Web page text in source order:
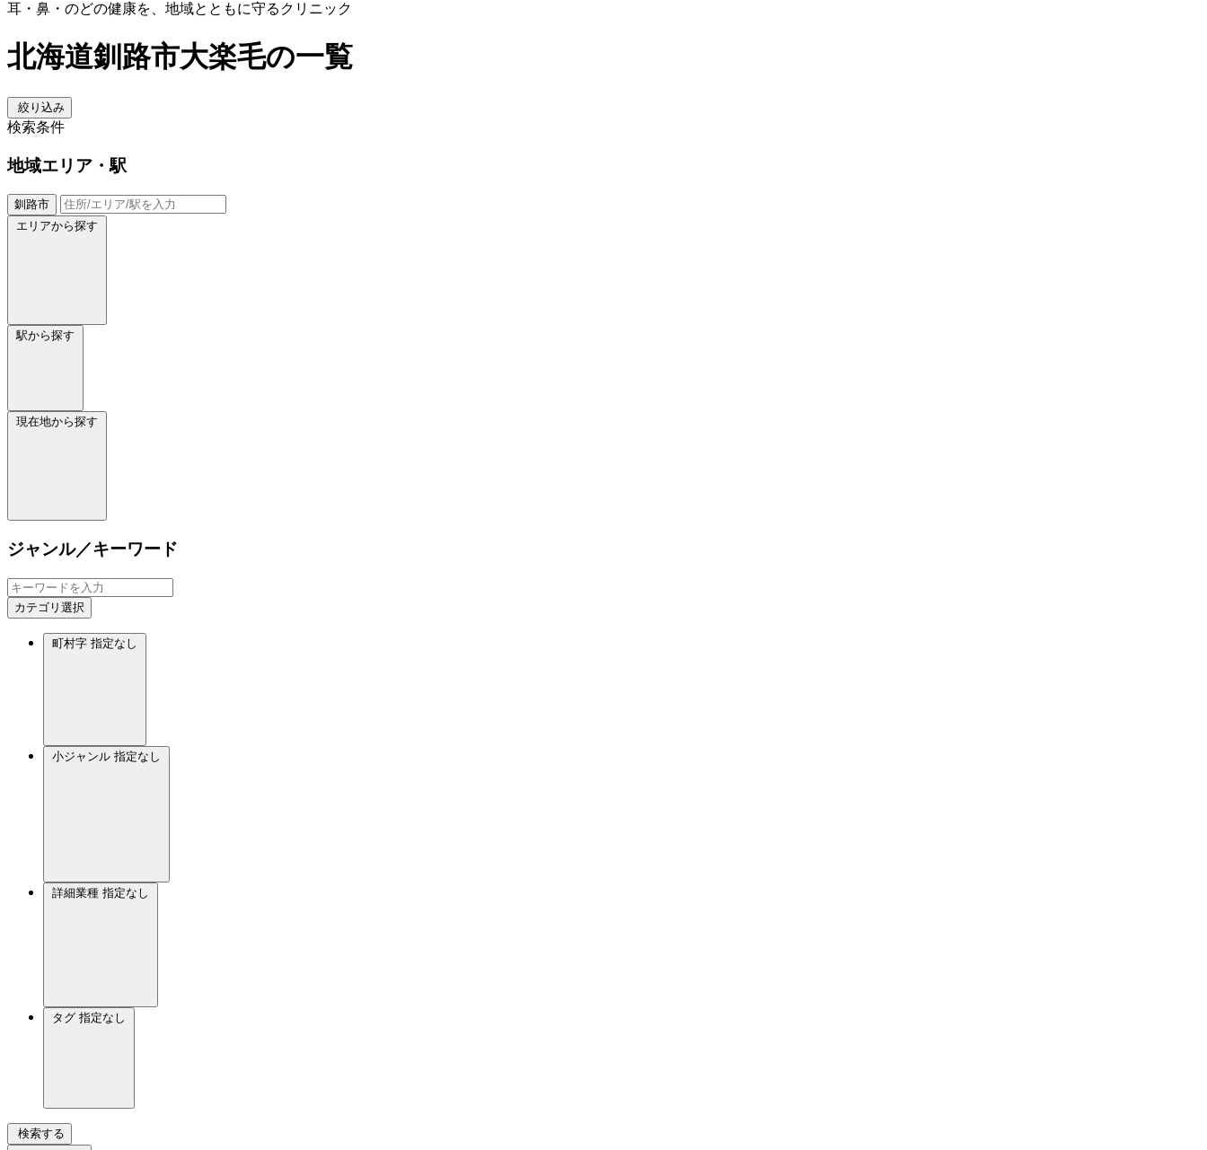
耳・鼻・のどの健康を、地域とともに守るクリニック
北海道釧路市大楽毛の一覧
絞り込み
検索条件
地域エリア・駅
釧路市
エリアから探す
駅から探す
現在地から探す
ジャンル／キーワード
カテゴリ選択
町村字 指定なし
小ジャンル 指定なし
詳細業種 指定なし
タグ 指定なし
検索する